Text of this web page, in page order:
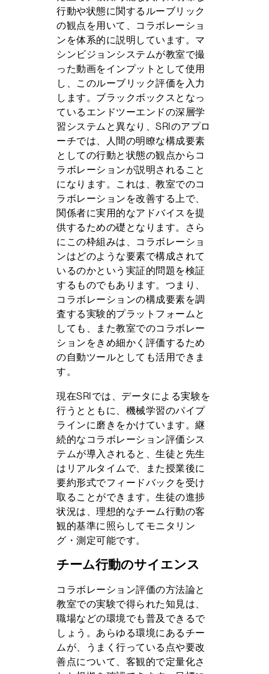
行動や状態に関するルーブリック
の観点を用いて、コラボレーショ
ンを体系的に説明しています。マ
シンビジョンシステムが教室で撮
った動画をインプットとして使用
し、このルーブリック評価を入力
します。ブラックボックスとなっ
ているエンドツーエンドの深層学
習システムと異なり、SRIのアプロ
ーチでは、人間の明瞭な構成要素
としての行動と状態の観点からコ
ラボレーションが説明されること
になります。これは、教室でのコ
ラボレーションを改善する上で、
関係者に実用的なアドバイスを提
供するための礎となります。さら
にこの枠組みは、コラボレーショ
ンはどのような要素で構成されて
いるのかという実証的問題を検証
するものでもあります。つまり、
コラボレーションの構成要素を調
査する実験的プラットフォームと
しても、また教室でのコラボレー
ションをきめ細かく評価するため
の自動ツールとしても活用できま
す。
現在SRIでは、データによる実験を
行うとともに、機械学習のパイプ
ラインに磨きをかけています。継
続的なコラボレーション評価シス
テムが導入されると、生徒と先生
はリアルタイムで、また授業後に
要約形式でフィードバックを受け
取ることができます。生徒の進捗
状況は、理想的なチーム行動の客
観的基準に照らしてモニタリン
グ・測定可能です。
チーム行動のサイエンス
コラボレーション評価の方法論と
教室での実験で得られた知見は、
職場などの環境でも普及できるで
しょう。あらゆる環境にあるチー
ムが、うまく行っている点や要改
善点について、客観的で定量化さ